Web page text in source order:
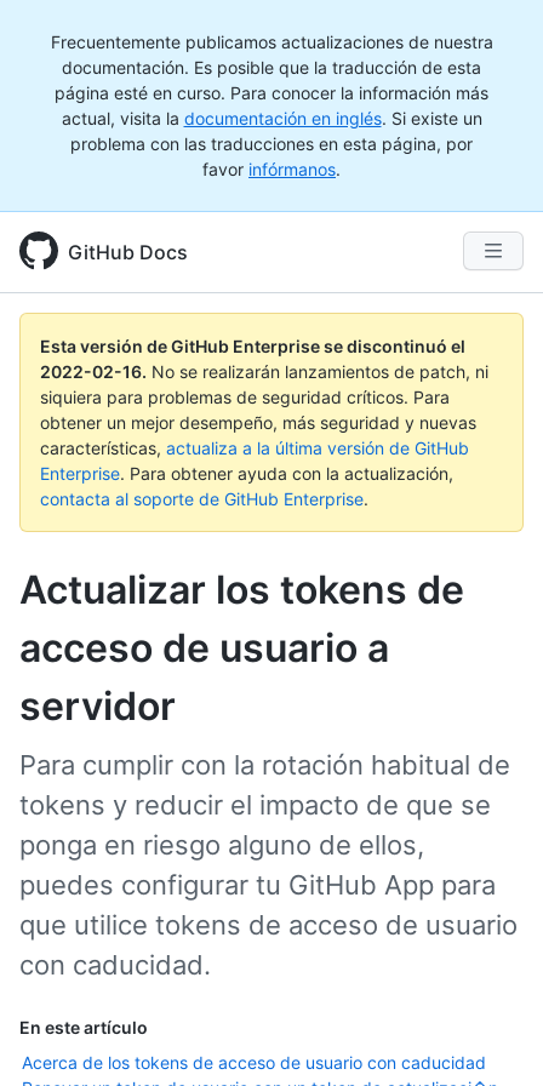
Frecuentemente publicamos actualizaciones de nuestra
documentación. Es posible que la traducción de esta
página esté en curso. Para conocer la información más
actual, visita la documentación en inglés. Si existe un
problema con las traducciones en esta página, por
favor infórmanos.
GitHub Docs
Esta versión de GitHub Enterprise se discontinuó el
2022-02-16. No se realizarán lanzamientos de patch, ni
siquiera para problemas de seguridad críticos. Para
obtener un mejor desempeño, más seguridad y nuevas
características, actualiza a la última versión de GitHub
Enterprise. Para obtener ayuda con la actualización,
contacta al soporte de GitHub Enterprise.
Actualizar los tokens de
acceso de usuario a
servidor
En este artículo
Acerca de los tokens de acceso de usuario con caducidad
Para cumplir con la rotación habitual de
tokens y reducir el impacto de que se
ponga en riesgo alguno de ellos,
puedes configurar tu GitHub App para
que utilice tokens de acceso de usuario
con caducidad.